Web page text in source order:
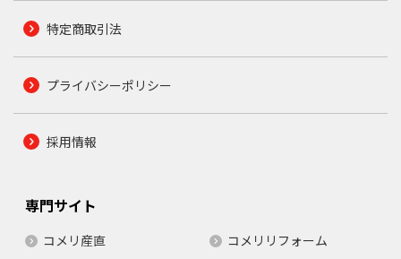
特定商取引法
プライバシーポリシー
採用情報
専門サイト
コメリ産直 コメリリフォーム